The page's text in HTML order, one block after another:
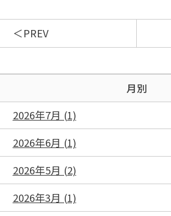
PREV
月別
2026年7月 (1)
2026年6月 (1)
2026年5月 (2)
2026年3月 (1)